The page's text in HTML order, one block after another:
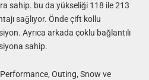
sahip. bu da yükseliği 118 ile 213
sağlıyor. Önde çift kollu
Ayrıca arkada çoklu bağlantılı
sahip.
Outing, Snow ve